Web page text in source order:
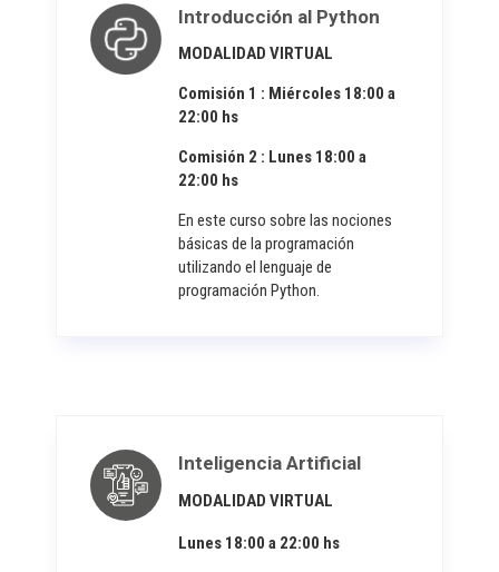
Introducción al Python
MODALIDAD VIRTUAL
Comisión 1 : Miércoles 18:00 a
22:00 hs
Comisión 2 : Lunes 18:00 a
22:00 hs
En este curso sobre las nociones
básicas de la programación
utilizando el lenguaje de
programación Python.
Inteligencia Artificial
MODALIDAD VIRTUAL
Lunes 18:00 a 22:00 hs